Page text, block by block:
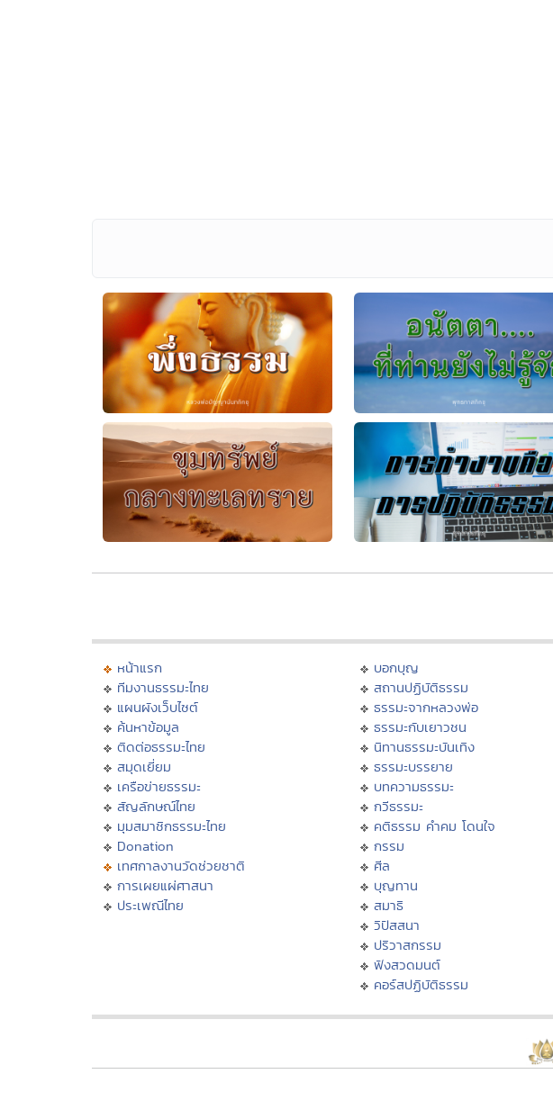
หน้าแรก
ทีมงานธรรมะไทย
แผนผังเว็บไซต์
ค้นหาข้อมูล
ติดต่อธรรมะไทย
สมุดเยี่ยม
เครือข่ายธรรมะ
สัญลักษณ์ไทย
มุมสมาชิกธรรมะไทย
Donation
เทศกาลงานวัดช่วยชาติ
การเผยแผ่ศาสนา
ประเพณีไทย
บอกบุญ
สถานปฏิบัติธรรม
ธรรมะจากหลวงพ่อ
ธรรมะกับเยาวชน
นิทานธรรมะบันเทิง
ธรรมะบรรยาย
บทความธรรมะ
กวีธรรมะ
คติธรรม คำคม โดนใจ
กรรม
ศีล
บุญทาน
สมาธิ
วิปัสสนา
ปริวาสกรรม
ฟังสวดมนต์
คอร์สปฏิบัติธรรม